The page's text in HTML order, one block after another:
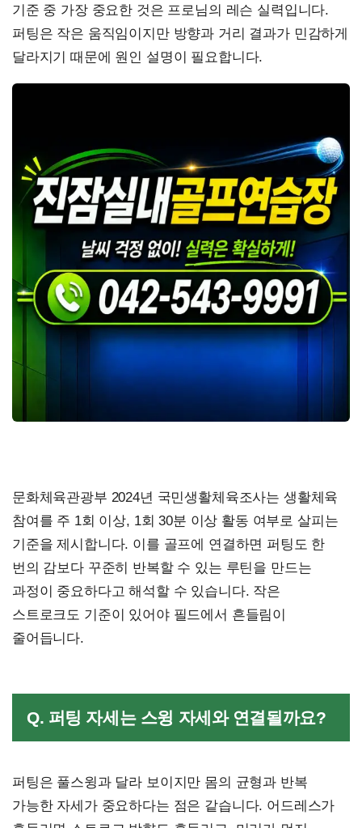
기준 중 가장 중요한 것은 프로님의 레슨 실력입니다.
퍼팅은 작은 움직임이지만 방향과 거리 결과가 민감하게
달라지기 때문에 원인 설명이 필요합니다.
문화체육관광부 2024년 국민생활체육조사는 생활체육
참여를 주 1회 이상, 1회 30분 이상 활동 여부로 살피는
기준을 제시합니다. 이를 골프에 연결하면 퍼팅도 한
번의 감보다 꾸준히 반복할 수 있는 루틴을 만드는
과정이 중요하다고 해석할 수 있습니다. 작은
스트로크도 기준이 있어야 필드에서 흔들림이
줄어듭니다.
Q. 퍼팅 자세는 스윙 자세와 연결될까요?
퍼팅은 풀스윙과 달라 보이지만 몸의 균형과 반복
가능한 자세가 중요하다는 점은 같습니다. 어드레스가